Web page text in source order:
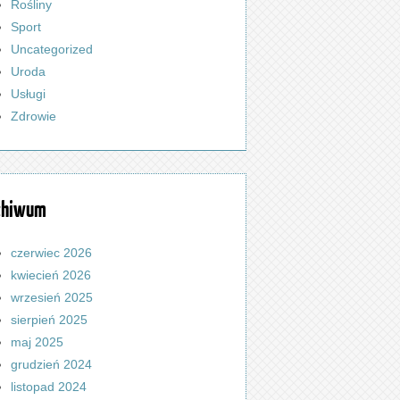
Rośliny
Sport
Uncategorized
Uroda
Usługi
Zdrowie
czerwiec 2026
kwiecień 2026
wrzesień 2025
sierpień 2025
maj 2025
grudzień 2024
listopad 2024